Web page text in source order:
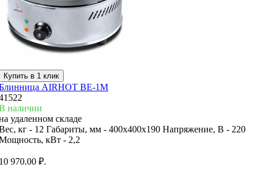
Купить в 1 клик
AIRHOT BE-1M
наличии
удаленном складе
кг - 12 Габариты, мм - 400x400x190 Напряжение, В - 220
кВт - 2,2
970.00 ₽.